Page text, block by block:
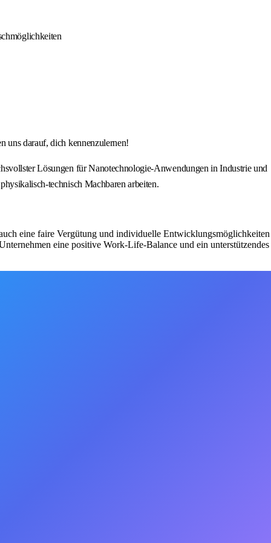
uns darauf, dich kennenzulernen!
Lösungen für Nanotechnologie-Anwendungen in Industrie und
technisch Machbaren arbeiten.
eine faire Vergütung und individuelle Entwicklungsmöglichkeiten
eine positive Work-Life-Balance und ein unterstützendes